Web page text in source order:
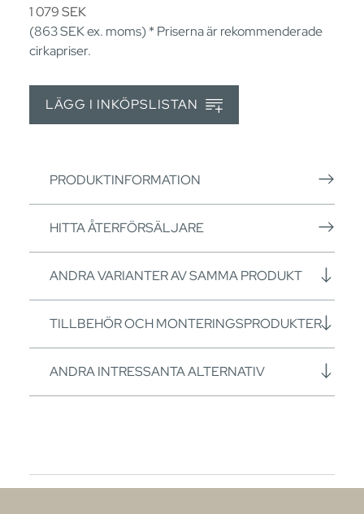
1 079SEK
(863SEKex. moms) * Priserna är rekommenderade
cirkapriser.
LÄGG I INKÖPSLISTAN
PRODUKTINFORMATION
HITTA ÅTERFÖRSÄLJARE
ANDRA VARIANTER AV SAMMA PRODUKT
TILLBEHÖR OCH MONTERINGSPRODUKTER
ANDRA INTRESSANTA ALTERNATIV